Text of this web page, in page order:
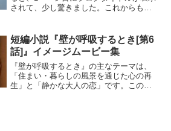
されて、少し驚きました。これからも
願い致します。簡単な報告となりまし
た。
短編小説『壁が呼吸するとき[第6
話]』イメージムービー集
『壁が呼吸するとき』の主なテーマは、
「住まい・暮らしの風景を通じた心の再
生」と「静かな大人の恋」です。この作